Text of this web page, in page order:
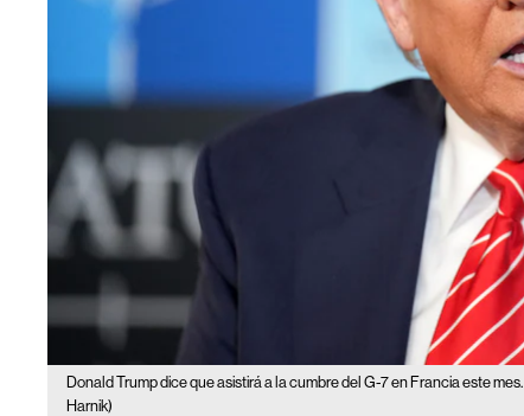
Donald Trump dice que asistirá a la cumbre del G-7 en Francia este mes.
Harnik)